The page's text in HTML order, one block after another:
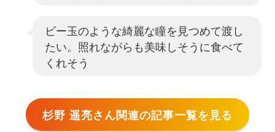
ビー玉のような綺麗な瞳を見つめて渡し
たい。照れながらも美味しそうに食べて
くれそう
杉野 遥亮さん関連の記事一覧を見る